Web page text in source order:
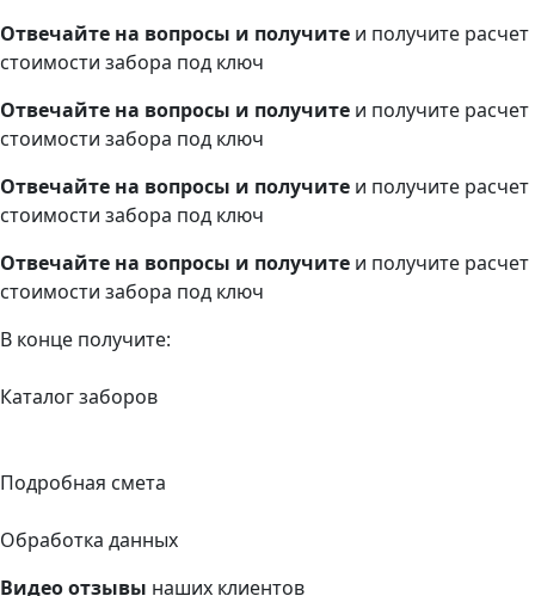
Отвечайте на вопросы и получите и получите расчет
стоимости забора под ключ
Отвечайте на вопросы и получите и получите расчет
стоимости забора под ключ
Отвечайте на вопросы и получите и получите расчет
стоимости забора под ключ
Отвечайте на вопросы и получите и получите расчет
стоимости забора под ключ
В конце получите:
Каталог заборов
Подробная смета
Обработка данных
Видео отзывы наших клиентов